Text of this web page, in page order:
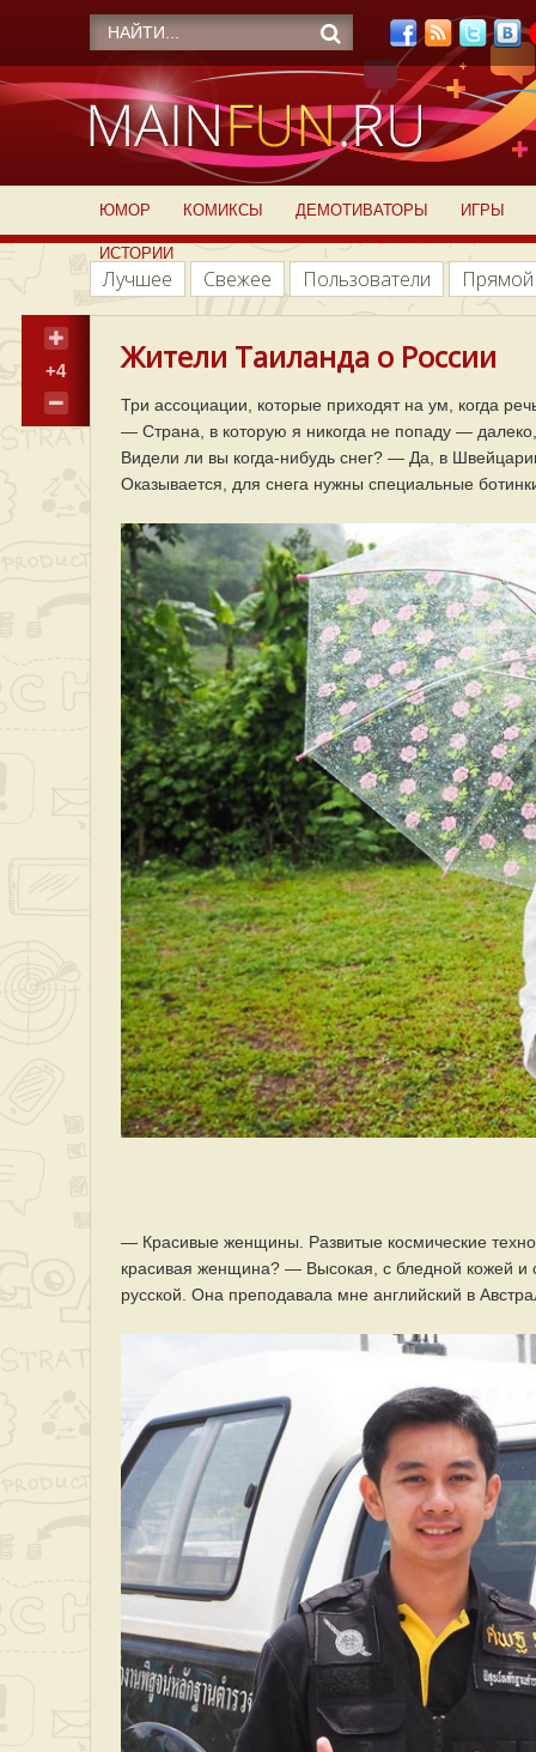
ЮМОР КОМИКСЫ ДЕМОТИВАТОРЫ ИГРЫ
ИСТОРИИ
Лучшее Свежее Пользователи
+4 Жители Таиланда о России
Три ассоциации, которые приходят на ум, когда
— Страна, в которую я никогда не попаду —
Видели ли вы когда-нибудь снег? — Да, в
Оказывается, для снега нужны специальные
— Красивые женщины. Развитые космические
красивая женщина? — Высокая, с бледной кожей и
русской. Она преподавала мне английский в